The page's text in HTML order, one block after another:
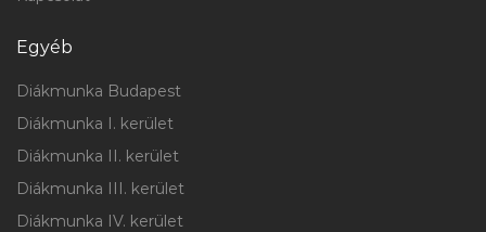
Egyéb
Diákmunka Budapest
Diákmunka I. kerület
Diákmunka II. kerület
Diákmunka III. kerület
Diákmunka IV. kerület